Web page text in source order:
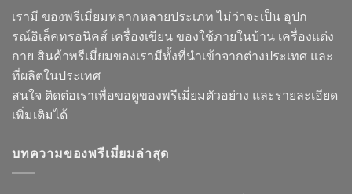
เรามี ของพรีเมี่ยมหลากหลายประเภท ไม่ว่าจะเป็น อุปก
รณ์อิเล็คทรอนิคส์ เครื่องเขียน ของใช้ภายในบ้าน เครื่องแต่ง
กาย สินค้าพรีเมี่ยมของเรามีทั้งที่นำเข้าจากต่างประเทศ และ
ที่ผลิตในประเทศ
สนใจ ติดต่อเราเพื่อขอดูของพรีเมี่ยมตัวอย่าง และรายละเอียด
เพิ่มเติมได้
บทความของพรีเมี่ยมล่าสุด